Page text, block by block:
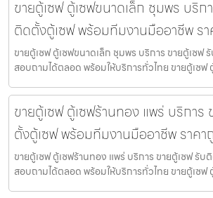
ขายตู้เซฟ ตู้เซฟขนาดเล็ก ชุมพร บริก
ติดตั้งตู้เซฟ พร้อมทีมงานมืออาชีพ ร
ขายตู้เซฟ ตู้เซฟขนาดเล็ก ชุมพร บริการ ขายตู้เซฟ
สอบถามได้ตลอด พร้อมให้บริการทั่วไทย ขายตู้เซฟ
ขายตู้เซฟ ตู้เซฟร้านทอง แพร่ บริการ
ตั้งตู้เซฟ พร้อมทีมงานมืออาชีพ ราคา
ขายตู้เซฟ ตู้เซฟร้านทอง แพร่ บริการ ขายตู้เซฟ รั
สอบถามได้ตลอด พร้อมให้บริการทั่วไทย ขายตู้เซฟ